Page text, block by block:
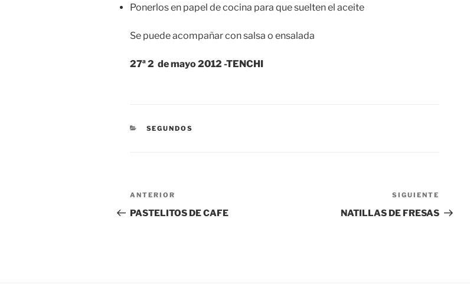
Ponerlos en papel de cocina para que suelten el aceite
Se puede acompañar con salsa o ensalada
27ª 2 de mayo 2012 -TENCHI
CATEGORÍAS
SEGUNDOS
Navegación
de
Entrada
anterior:
ANTERIOR
PASTELITOS DE CAFE
entrada
SIGUIENTE
NATILLAS DE FRESAS